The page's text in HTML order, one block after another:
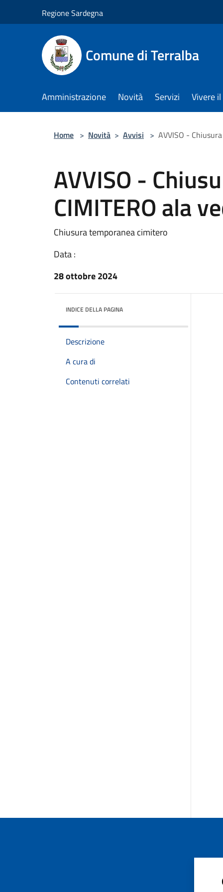
Regione Sardegna
Comune di Terralba
Amministrazione Novità Servizi Vivere
Home > Novità > Avvisi > AVVISO -
AVVISO -
CIMITERO ala
Chiusura temporanea cimitero
Data :
28 ottobre 2024
INDICE DELLA PAGINA
Descrizione
A cura di
Contenuti correlati